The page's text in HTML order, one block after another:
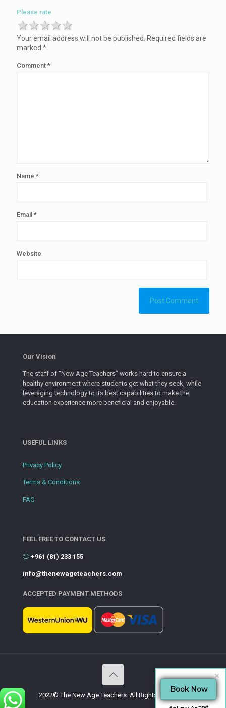
Please rate
4 stars
3 stars
2 stars
1 star
Your email address will not be published. Required fields are
marked *
Comment *
Name *
Email *
Website
Our Vision
The staff of “New Age Teachers” works hard to ensure a
healthy environment where students get what they seek, while
leveraging technology to its best capabilities to make the
education experience more beneficial and enjoyable.
USEFUL LINKS
Privacy Policy
Terms & Conditions
FAQ
FEEL FREE TO CONTACT US
+961 (81) 233 155
info@thenewageteachers.com
ACCEPTED PAYMENT METHODS
2022© The New Age Teachers. All Rights Reserved.
Book Now